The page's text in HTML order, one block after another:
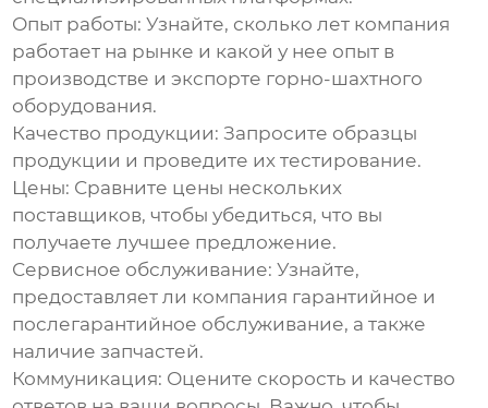
Опыт работы: Узнайте, сколько лет компания
работает на рынке и какой у нее опыт в
производстве и экспорте горно-шахтного
оборудования.
Качество продукции: Запросите образцы
продукции и проведите их тестирование.
Цены: Сравните цены нескольких
поставщиков, чтобы убедиться, что вы
получаете лучшее предложение.
Сервисное обслуживание: Узнайте,
предоставляет ли компания гарантийное и
послегарантийное обслуживание, а также
наличие запчастей.
Коммуникация: Оцените скорость и качество